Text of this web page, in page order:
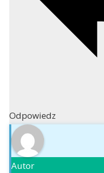
Odpowiedz
Autor